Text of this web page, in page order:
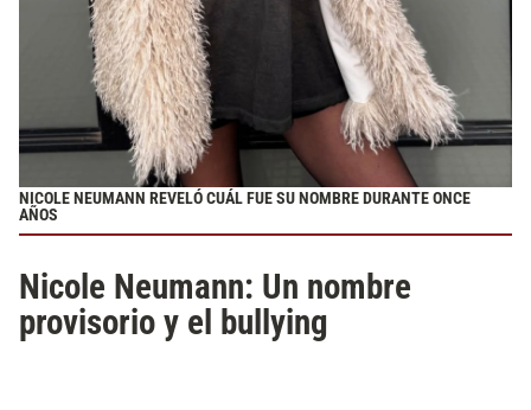
NICOLE NEUMANN REVELÓ CUÁL FUE SU NOMBRE DURANTE ONCE
AÑOS
Nicole Neumann: Un nombre
provisorio y el bullying